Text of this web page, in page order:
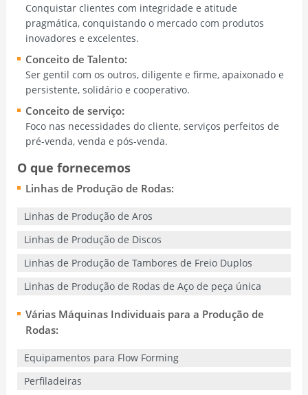
Conquistar clientes com integridade e atitude
pragmática, conquistando o mercado com produtos
inovadores e excelentes.
Conceito de Talento:
Ser gentil com os outros, diligente e firme, apaixonado e
persistente, solidário e cooperativo.
Conceito de serviço:
Foco nas necessidades do cliente, serviços perfeitos de
pré-venda, venda e pós-venda.
O que fornecemos
Linhas de Produção de Rodas:
Linhas de Produção de Aros
Linhas de Produção de Discos
Linhas de Produção de Tambores de Freio Duplos
Linhas de Produção de Rodas de Aço de peça única
Várias Máquinas Individuais para a Produção de
Rodas:
Equipamentos para Flow Forming
Perfiladeiras